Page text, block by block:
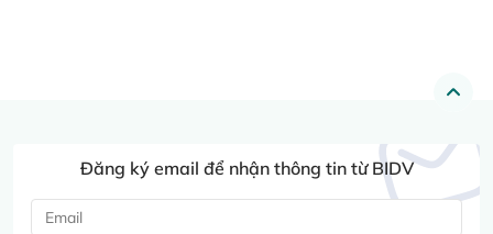
Đăng ký email để nhận thông tin từ BIDV